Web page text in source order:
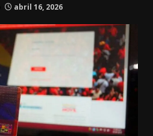
abril 16, 2026